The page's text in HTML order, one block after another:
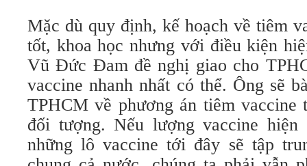
Mặc dù quy định, kế hoạch về tiêm
tốt, khoa học nhưng với điều kiện
Vũ Đức Đam đề nghị giao cho
vaccine nhanh nhất có thể. Ông sẽ
TPHCM về phương án tiêm vaccine
đối tượng. Nếu lượng vaccine
những lô vaccine tới đây sẽ tập